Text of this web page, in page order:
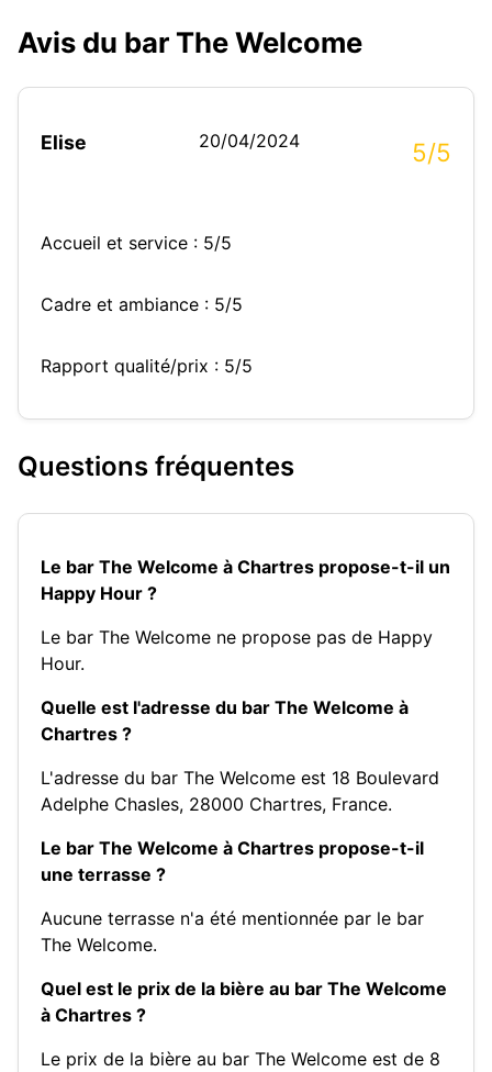
Avis du bar The Welcome
Elise 20/04/2024 5/5
Accueil et service : 5/5
Cadre et ambiance : 5/5
Rapport qualité/prix : 5/5
Questions fréquentes
Le bar The Welcome à Chartres propose-t-il un
Happy Hour ?
Le bar The Welcome ne propose pas de Happy
Hour.
Quelle est l'adresse du bar The Welcome à
Chartres ?
L'adresse du bar The Welcome est 18 Boulevard
Adelphe Chasles, 28000 Chartres, France.
Le bar The Welcome à Chartres propose-t-il
une terrasse ?
Aucune terrasse n'a été mentionnée par le bar
The Welcome.
Quel est le prix de la bière au bar The Welcome
à Chartres ?
Le prix de la bière au bar The Welcome est de 8